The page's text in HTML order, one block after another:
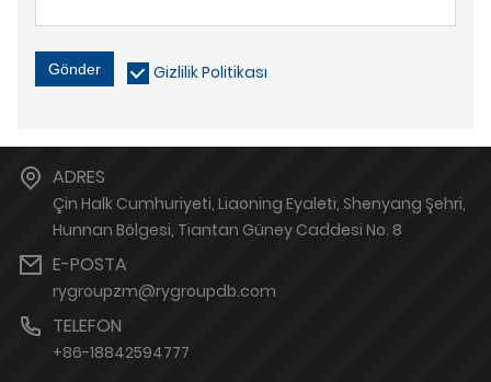
Gönder Gizlilik Politikası
ADRES
Çin Halk Cumhuriyeti, Liaoning Eyaleti, Shenyang Şehri,
Hunnan Bölgesi, Tiantan Güney Caddesi No. 8
E-POSTA
rygroupzm@rygroupdb.com
TELEFON
+86-18842594777